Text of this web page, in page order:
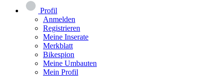
Profil
Anmelden
Registrieren
Meine Inserate
Merkblatt
Bikespion
Meine Umbauten
Mein Profil